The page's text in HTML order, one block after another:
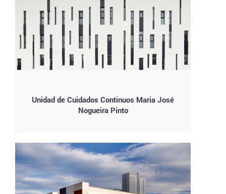
Unidad de Cuidados Continuos Maria José
Nogueira Pinto